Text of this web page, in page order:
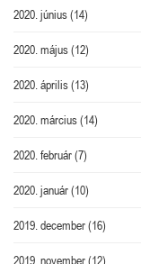
2020. június(14)
2020. május(12)
2020. április(13)
2020. március(14)
2020. február(7)
2020. január(10)
2019. december(16)
2019. november(12)